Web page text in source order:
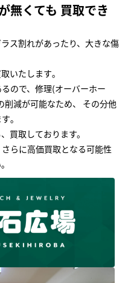
無くても 買取でき
ス割れがあったり、大きな傷
いたします｡
ので、修理(オーバーホー
削減が可能なため、 その分他
｡
買取しております。
らに高価買取となる可能性